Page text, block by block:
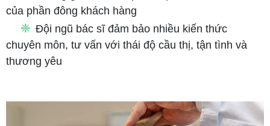
của phần đông khách hàng
❈ Đội ngũ bác sĩ đảm bảo nhiều kiến thức
chuyên môn, tư vấn với thái độ cầu thị, tận tình và
thương yêu